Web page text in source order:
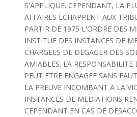
S'APPLIQUE. CEPENDANT, LA
AFFAIRES ECHAPPENT AUX
PARTIR DE 1975 L'ORDRE DES
INSTITUE DES INSTANCES DE
CHARGEES DE DEGAGER DES
AMIABLES. LA RESPONSABILITE
PEUT ETRE ENGAGEE SANS
LA PREUVE INCOMBANT A LA
INSTANCES DE MEDIATIONS
CEPENDANT EN CAS DE